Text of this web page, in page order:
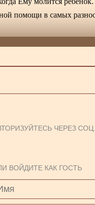
помощи в самых
ЧЕРЕЗ
ВОЙДИТЕ КАК ГОСТЬ